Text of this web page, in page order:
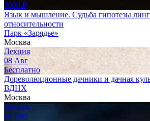
3000 ₽
Язык и мышление. Судьба гипотезы
относительности
Парк «Зарядье»
Москва
Лекция
08 Авг
Бесплатно
Дореволюционные дачники и дачная
ВДНХ
Москва
Лекция
08 Авг